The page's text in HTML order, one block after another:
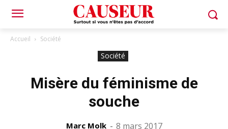
Accueil Société
Société
Misère du féminisme de
souche
Marc Molk - 8 mars 2017